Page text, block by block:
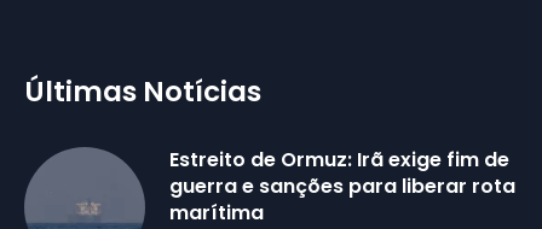
Últimas Notícias
Estreito de Ormuz: Irã exige fim de
guerra e sanções para liberar rota
marítima